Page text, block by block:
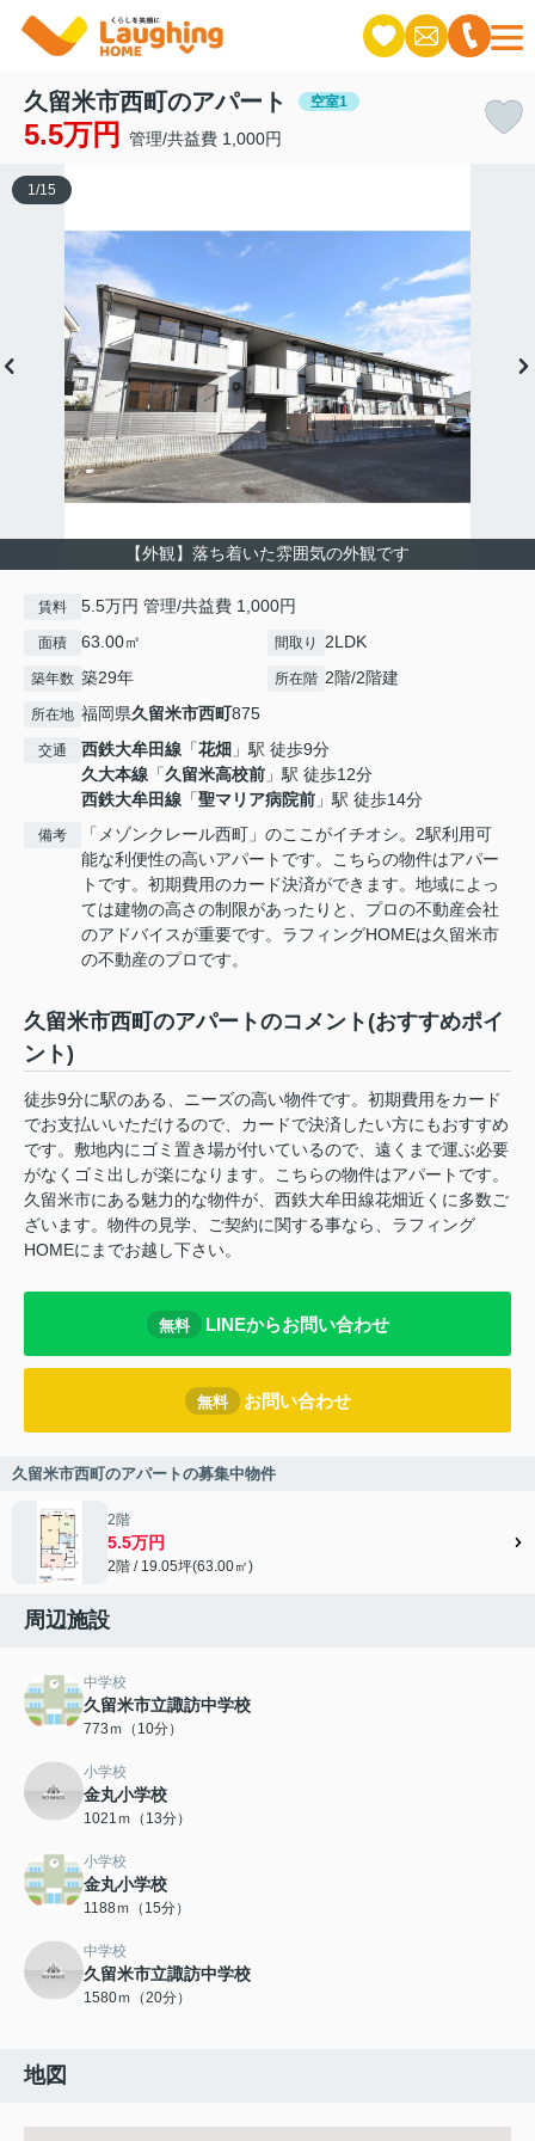
久留米市西町のアパート 空室1
5.5万円 管理/共益費 1,000円
【外観】落ち着いた雰囲気の外観です
1 /15
賃料 5.5万円 管理/共益費 1,000円
面積 63.00㎡ 間取り 2LDK
築年数 築29年 所在階 2階/2階建
所在地 福岡県久留米市西町875
交通 西鉄大牟田線 「花畑 」駅 徒歩9分
久大本線 「久留米高校前 」駅 徒歩12分
西鉄大牟田線 「聖マリア病院前 」駅 徒歩14分
備考
「メゾンクレール西町」のここがイチオシ。2駅利用可
能な利便性の高いアパートです。こちらの物件はアパー
トです。初期費用のカード決済ができます。地域によっ
ては建物の高さの制限があったりと、プロの不動産会社
のアドバイスが重要です。ラフィングHOMEは久留米市
の不動産のプロです。
久留米市西町のアパートのコメント(おすすめポイ
ント)
徒歩9分に駅のある、ニーズの高い物件です。初期費用をカード
でお支払いいただけるので、カードで決済したい方にもおすすめ
です。敷地内にゴミ置き場が付いているので、遠くまで運ぶ必要
がなくゴミ出しが楽になります。こちらの物件はアパートです。
久留米市にある魅力的な物件が、西鉄大牟田線花畑近くに多数ご
ざいます。物件の見学、ご契約に関する事なら、ラフィング
HOMEにまでお越し下さい。
無料 LINEからお問い合わせ
無料 お問い合わせ
久留米市西町のアパートの募集中物件
2階
5.5万円
2階 / 19.05坪(63.00㎡)
周辺施設
中学校
久留米市立諏訪中学校
773ｍ（10分）
小学校
金丸小学校
1021ｍ（13分）
小学校
金丸小学校
1188ｍ（15分）
中学校
久留米市立諏訪中学校
1580ｍ（20分）
地図